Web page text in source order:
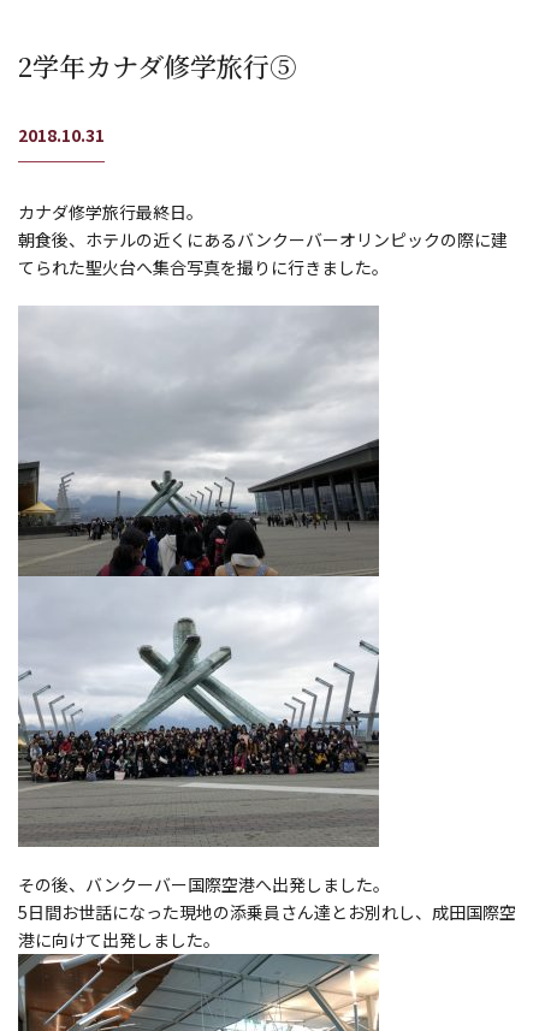
2学年カナダ修学旅行⑤
2018.10.31
カナダ修学旅行最終日。
朝食後、ホテルの近くにあるバンクーバーオリンピックの際に建
てられた聖火台へ集合写真を撮りに行きました。
その後、バンクーバー国際空港へ出発しました。
5日間お世話になった現地の添乗員さん達とお別れし、成田国際空
港に向けて出発しました。